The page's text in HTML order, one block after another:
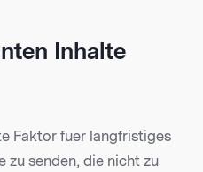
Inhalte
Faktor fuer langfristiges
zu senden, die nicht zu